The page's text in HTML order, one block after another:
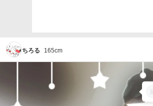
ちろる 165cm